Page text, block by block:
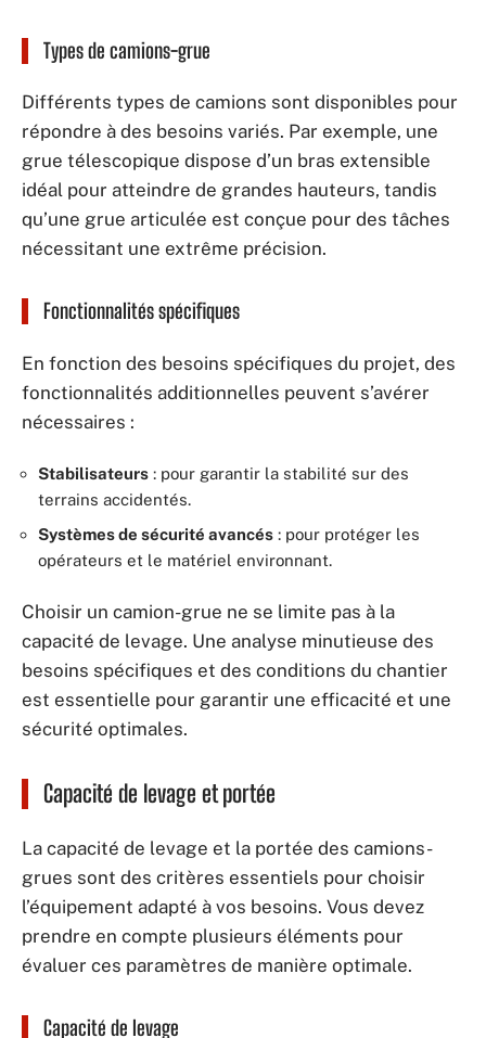
Types de camions-grue
Différents types de camions sont disponibles pour
répondre à des besoins variés. Par exemple, une
grue télescopique dispose d’un bras extensible
idéal pour atteindre de grandes hauteurs, tandis
qu’une grue articulée est conçue pour des tâches
nécessitant une extrême précision.
Fonctionnalités spécifiques
En fonction des besoins spécifiques du projet, des
fonctionnalités additionnelles peuvent s’avérer
nécessaires :
Stabilisateurs : pour garantir la stabilité sur des
terrains accidentés.
Systèmes de sécurité avancés : pour protéger les
opérateurs et le matériel environnant.
Choisir un camion-grue ne se limite pas à la
capacité de levage. Une analyse minutieuse des
besoins spécifiques et des conditions du chantier
est essentielle pour garantir une efficacité et une
sécurité optimales.
Capacité de levage et portée
La capacité de levage et la portée des camions-
grues sont des critères essentiels pour choisir
l’équipement adapté à vos besoins. Vous devez
prendre en compte plusieurs éléments pour
évaluer ces paramètres de manière optimale.
Capacité de levage